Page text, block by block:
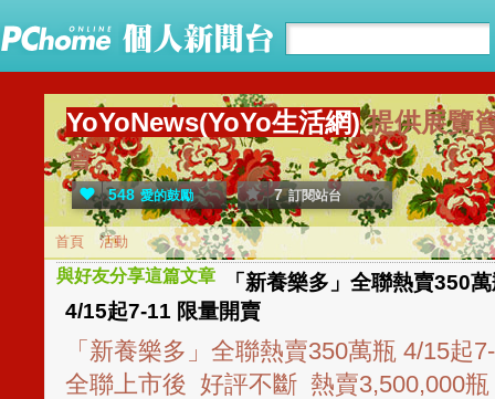
YoYoNews(YoYo生活網) 提供展覽
會。
548 愛的鼓勵 7 訂閱站台
首頁 活動
與好友分享這篇文章
「新養樂多」全聯熱賣350
4/15起7-11 限量開賣
「新養樂多」全聯熱賣350萬瓶 4/15
全聯上市後 好評不斷 熱賣3,500,000